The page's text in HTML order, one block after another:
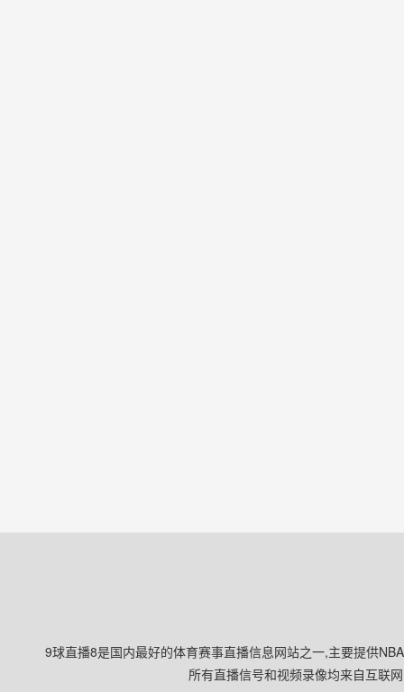
9球直播8是国内最好的体育赛事直播信息网站之一,主要提供
所有直播信号和视频录像均来自互联